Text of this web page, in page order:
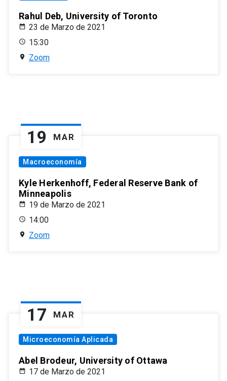
Rahul Deb, University of Toronto
23 de Marzo de 2021
15:30
Zoom
19 MAR
Macroeconomía
Kyle Herkenhoff, Federal Reserve Bank of
Minneapolis
19 de Marzo de 2021
14:00
Zoom
17 MAR
Microeconomía Aplicada
Abel Brodeur, University of Ottawa
17 de Marzo de 2021